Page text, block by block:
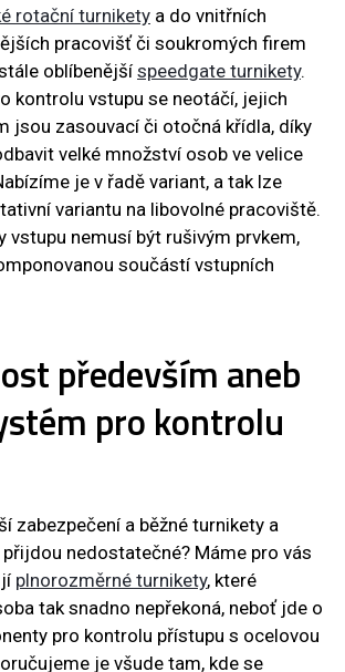
rotační turnikety a do vnitřních
pracovišť či soukromých firem
oblíbenější speedgate turnikety.
kontrolu vstupu se neotáčí, jejich
jsou zasouvací či otočná křídla, díky
velké množství osob ve velice
je v řadě variant, a tak lze
variantu na libovolné pracoviště.
vstupu nemusí být rušivým prvkem,
součástí vstupních
především aneb
pro kontrolu
zabezpečení a běžné turnikety a
nedostatečné? Máme pro vás
plnorozměrné turnikety, které
tak snadno nepřekoná, neboť jde o
pro kontrolu přístupu s ocelovou
je všude tam, kde se